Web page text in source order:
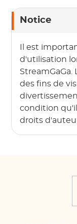
Notice
Il est
d'utilisation
des fins de
condition
droits